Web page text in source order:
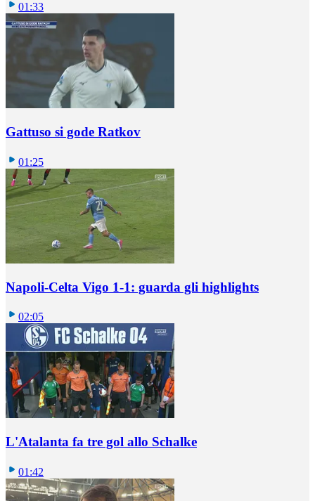
01:33
Gattuso si gode Ratkov
01:25
Napoli-Celta Vigo 1-1: guarda gli highlights
02:05
L'Atalanta fa tre gol allo Schalke
01:42